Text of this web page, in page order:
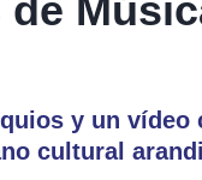
y un
cultural